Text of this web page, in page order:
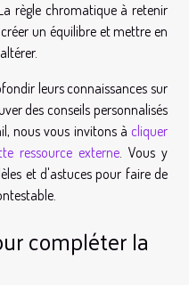
règle chromatique à retenir
un équilibre et mettre en
leurs connaissances sur
des conseils personnalisés
nous vous invitons à cliquer
ressource externe. Vous y
et d'astuces pour faire de
compléter la